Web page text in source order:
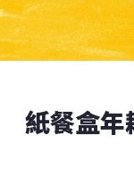
紙餐盒